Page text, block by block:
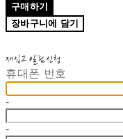
구매하기
장바구니에 담기
재입고 알림 신청
휴대폰 번호
-
-